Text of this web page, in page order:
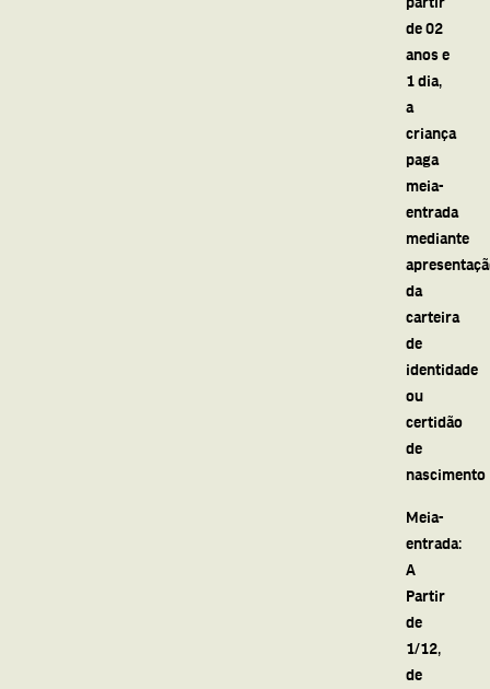
de 02
anos e
1 dia,
a
criança
paga
meia-
entrada
mediante
da
carteira
de
identidade
ou
certidão
de
nascimento
Meia-
entrada:
A
Partir
de
1/12,
de